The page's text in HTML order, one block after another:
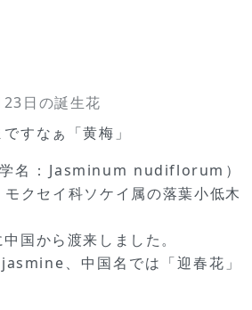
23日の誕生花
すなぁ「黄梅」
名：Jasminum nudiflorum）
クセイ科ソケイ属の落葉小低木
国から渡来しました。
、中国名では「迎春花」